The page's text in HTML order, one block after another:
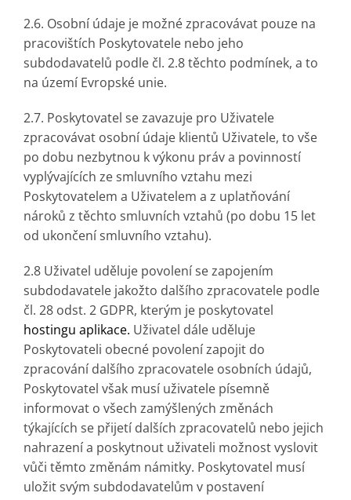
2.6. Osobní údaje je možné zpracovávat pouze na
pracovištích Poskytovatele nebo jeho
subdodavatelů podle čl. 2.8 těchto podmínek, a to
na území Evropské unie.
2.7. Poskytovatel se zavazuje pro Uživatele
zpracovávat osobní údaje klientů Uživatele, to vše
po dobu nezbytnou k výkonu práv a povinností
vyplývajících ze smluvního vztahu mezi
Poskytovatelem a Uživatelem a z uplatňování
nároků z těchto smluvních vztahů (po dobu 15 let
od ukončení smluvního vztahu).
2.8 Uživatel uděluje povolení se zapojením
subdodavatele jakožto dalšího zpracovatele podle
čl. 28 odst. 2 GDPR, kterým je poskytovatel
hostingu aplikace. Uživatel dále uděluje
Poskytovateli obecné povolení zapojit do
zpracování dalšího zpracovatele osobních údajů,
Poskytovatel však musí uživatele písemně
informovat o všech zamýšlených změnách
týkajících se přijetí dalších zpracovatelů nebo jejich
nahrazení a poskytnout uživateli možnost vyslovit
vůči těmto změnám námitky. Poskytovatel musí
uložit svým subdodavatelům v postavení